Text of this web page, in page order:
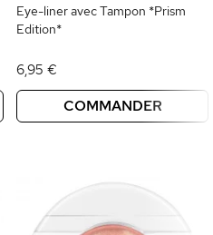
Eye-liner avec Tampon *Prism
Edition*
6,95 €
COMMANDER